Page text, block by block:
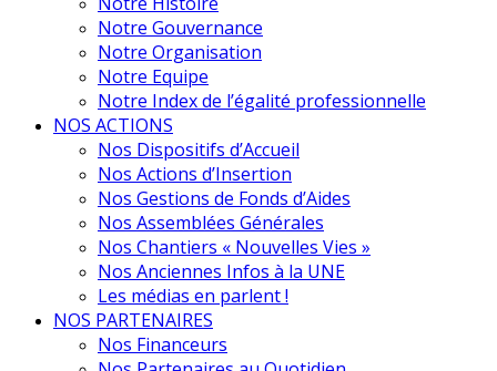
Notre Gouvernance
Notre Organisation
Notre Equipe
Notre Index de l’égalité professionnelle
NOS ACTIONS
Nos Dispositifs d’Accueil
Nos Actions d’Insertion
Nos Gestions de Fonds d’Aides
Nos Assemblées Générales
Nos Chantiers « Nouvelles Vies »
Nos Anciennes Infos à la UNE
Les médias en parlent !
NOS PARTENAIRES
Nos Financeurs